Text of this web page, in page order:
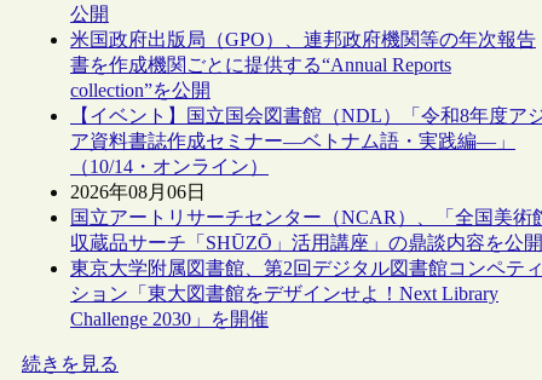
公開
米国政府出版局（GPO）、連邦政府機関等の年次報告
書を作成機関ごとに提供する“Annual Reports
collection”を公開
【イベント】国立国会図書館（NDL）「令和8年度ア
ア資料書誌作成セミナー―ベトナム語・実践編―」
（10/14・オンライン）
2026年08月06日
国立アートリサーチセンター（NCAR）、「全国美術
収蔵品サーチ「SHŪZŌ」活用講座」の鼎談内容を公開
東京大学附属図書館、第2回デジタル図書館コンペティ
ション「東大図書館をデザインせよ！Next Library
Challenge 2030」を開催
続きを見る